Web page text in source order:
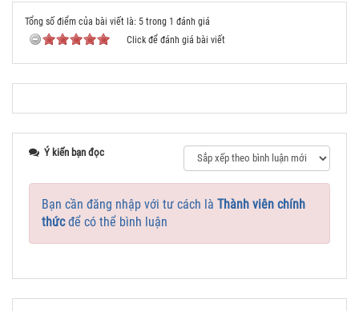
Tổng số điểm của bài viết là: 5 trong 1 đánh giá
Click để đánh giá bài viết
Ý kiến bạn đọc
Bạn cần đăng nhập với tư cách là Thành viên chính
thứcđể có thể bình luận